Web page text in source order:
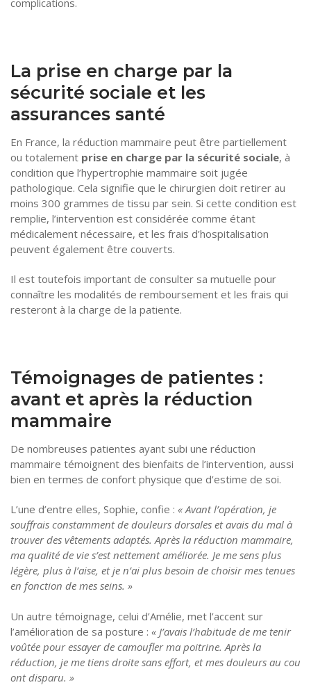
La prise en charge par la
sécurité sociale et les
assurances santé
En France, la réduction mammaire peut être partiellement
ou totalement prise en charge par la sécurité sociale, à
condition que l’hypertrophie mammaire soit jugée
pathologique. Cela signifie que le chirurgien doit retirer au
moins 300 grammes de tissu par sein. Si cette condition est
remplie, l’intervention est considérée comme étant
médicalement nécessaire, et les frais d’hospitalisation
peuvent également être couverts.
Il est toutefois important de consulter sa mutuelle pour
connaître les modalités de remboursement et les frais qui
resteront à la charge de la patiente.
Témoignages de patientes :
avant et après la réduction
mammaire
De nombreuses patientes ayant subi une réduction
mammaire témoignent des bienfaits de l’intervention, aussi
bien en termes de confort physique que d’estime de soi.
L’une d’entre elles, Sophie, confie : « Avant l’opération, je
souffrais constamment de douleurs dorsales et avais du mal à
trouver des vêtements adaptés. Après la réduction mammaire,
ma qualité de vie s’est nettement améliorée. Je me sens plus
légère, plus à l’aise, et je n’ai plus besoin de choisir mes tenues
en fonction de mes seins. »
Un autre témoignage, celui d’Amélie, met l’accent sur
l’amélioration de sa posture : « J’avais l’habitude de me tenir
voûtée pour essayer de camoufler ma poitrine. Après la
réduction, je me tiens droite sans effort, et mes douleurs au cou
ont disparu. »